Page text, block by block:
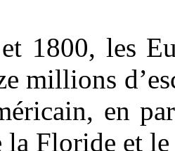
1800, les
millions
en
la Floride et le